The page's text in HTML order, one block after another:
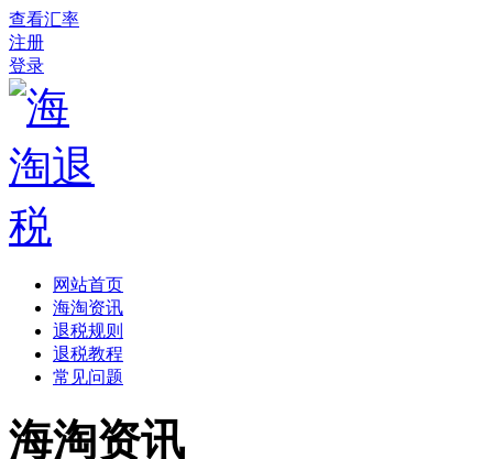
查看汇率
注册
登录
网站首页
海淘资讯
退税规则
退税教程
常见问题
海淘资讯